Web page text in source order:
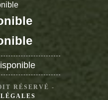
RÉSERVÉ -